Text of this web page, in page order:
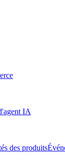
IA
des produits